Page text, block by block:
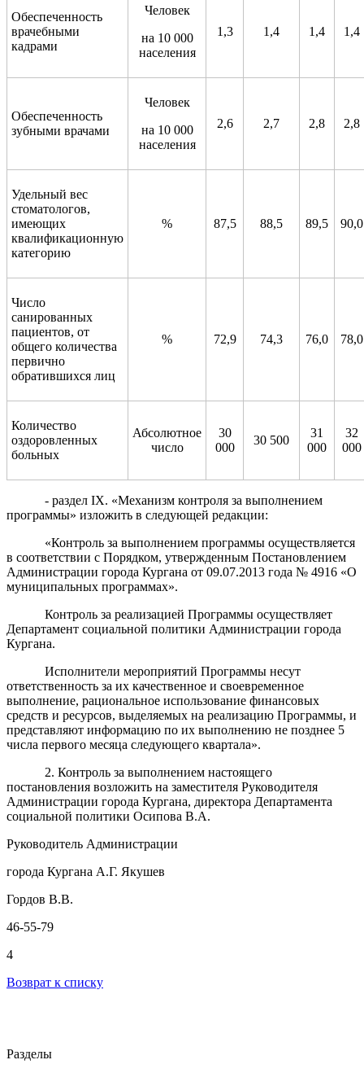
Обеспеченность
врачебными
кадрами
Человек
на 10 000
населения
1,3 1,4 1,4 1,4
Обеспеченность
зубными врачами
Человек
на 10 000
населения
2,6 2,7 2,8 2,8
Удельный вес
стоматологов,
имеющих
квалификационную
категорию
% 87,5 88,5 89,5 90,0
Число
санированных
пациентов, от
общего количества
первично
обратившихся лиц
% 72,9 74,3 76,0 78,0
Количество
оздоровленных
больных
Абсолютное
число
30
000
30 500
31
000
32
000
- раздел IX. «Механизм контроля за выполнением
программы» изложить в следующей редакции:
«Контроль за выполнением программы осуществляется
в соответствии с Порядком, утвержденным Постановлением
Администрации города Кургана от 09.07.2013 года № 4916 «О
муниципальных программах».
Контроль за реализацией Программы осуществляет
Департамент социальной политики Администрации города
Кургана.
Исполнители мероприятий Программы несут
ответственность за их качественное и своевременное
выполнение, рациональное использование финансовых
средств и ресурсов, выделяемых на реализацию Программы, и
представляют информацию по их выполнению не позднее 5
числа первого месяца следующего квартала».
2. Контроль за выполнением настоящего
постановления возложить на заместителя Руководителя
Администрации города Кургана, директора Департамента
социальной политики Осипова В.А.
Руководитель Администрации
города Кургана А.Г. Якушев
Гордов В.В.
46-55-79
4
Возврат к списку
Разделы